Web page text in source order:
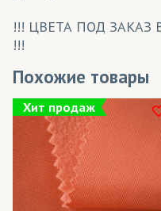
!!! ЦВЕТА ПОД
!!!
Похожие товары
Хит продаж